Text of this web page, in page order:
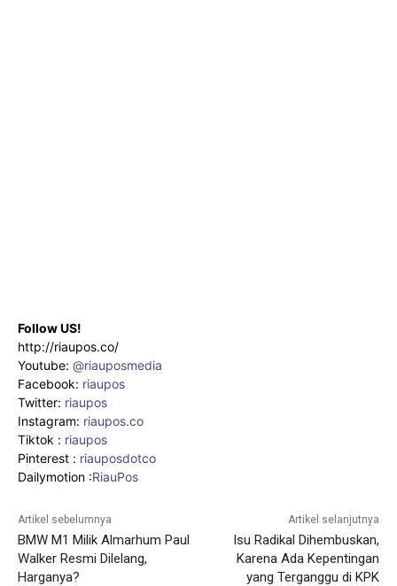
Follow US!
http://riaupos.co/
Youtube: @riauposmedia
Facebook: riaupos
Twitter: riaupos
Instagram: riaupos.co
Tiktok : riaupos
Pinterest : riauposdotco
Dailymotion :RiauPos
Artikel sebelumnya
BMW M1 Milik Almarhum Paul
Walker Resmi Dilelang,
Harganya?
Artikel selanjutnya
Isu Radikal Dihembuskan,
Karena Ada Kepentingan
yang Terganggu di KPK